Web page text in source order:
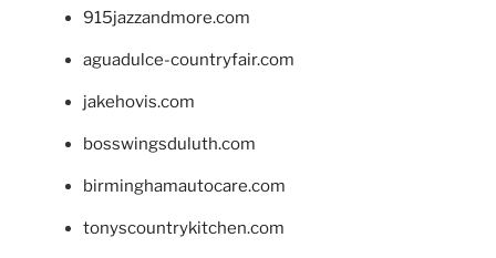
915jazzandmore.com
aguadulce-countryfair.com
jakehovis.com
bosswingsduluth.com
birminghamautocare.com
tonyscountrykitchen.com